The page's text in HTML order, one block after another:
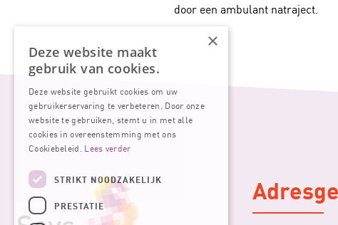
door een ambulant natraject.
×
Deze website maakt
gebruik van cookies.
Deze website gebruikt cookies om uw
gebruikerservaring te verbeteren. Door onze
website te gebruiken, stemt u in met alle
cookies in overeenstemming met ons
Cookiebeleid. Lees verder
STRIKT NOODZAKELIJK
PRESTATIE